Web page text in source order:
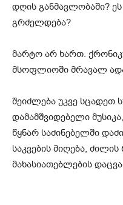
დღის განმავლობაში?
გრძელდება?
მარტო არ ხართ.
მსოფლიოში მრავალ
შეიძლება უკვე სცადეთ
დამამშვიდებელი
წყნარ საძინებელში
საკვების მიღება,
მახასიათებლების